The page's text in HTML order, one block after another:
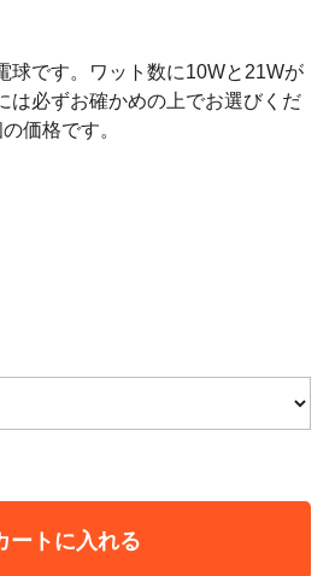
球です。ワット数に10Wと21Wが
は必ずお確かめの上でお選びくだ
価格です。
ートに入れる